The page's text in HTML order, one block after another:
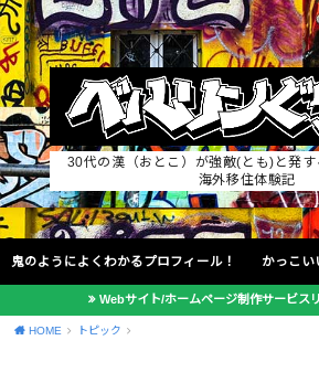
30代の漢（おとこ）が強敵(とも)と発
海外移住体験記
鬼のようによくわかるプロフィール！ かっこい
Webサイト/ホームページ制作サービス
HOME トピック